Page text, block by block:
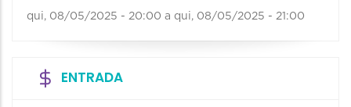
qui, 08/05/2025 - 20:00 a qui, 08/05/2025 - 21:00
ENTRADA